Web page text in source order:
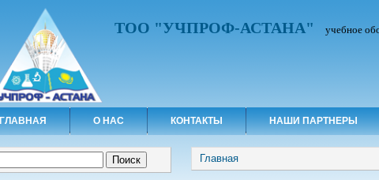
ТОО "УЧПРОФ-АСТАНА" учебное
ГЛАВНАЯ О НАС КОНТАКТЫ НАШИ ПАРТНЕРЫ
Вы здесь
Главная